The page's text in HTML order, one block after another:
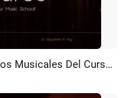
Crear IA Póster Promocional De Instrumentos Musicales Del Curso De Música Dark Gold